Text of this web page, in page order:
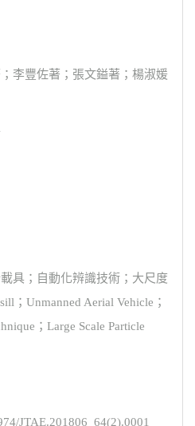
李豐佐著；張文鎰著；楊淑媛
具；自動化辨識技術；大尺度
；Unmanned Aerial Vehicle；
；Large Scale Particle
JTAE.201806_64(2).0001